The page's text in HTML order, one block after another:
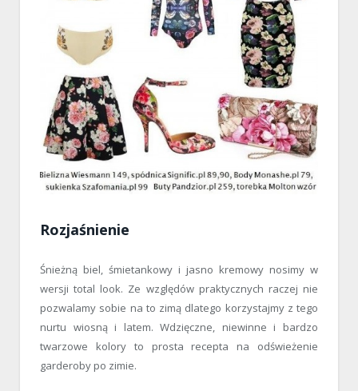
Rozjaśnienie
Śnieżną biel, śmietankowy i jasno kremowy nosimy w
wersji total look. Ze względów praktycznych raczej nie
pozwalamy sobie na to zimą dlatego korzystajmy z tego
nurtu wiosną i latem. Wdzięczne, niewinne i bardzo
twarzowe kolory to prosta recepta na odświeżenie
garderoby po zimie.